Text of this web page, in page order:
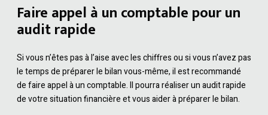
Faire appel à un comptable pour un
audit rapide
Si vous n’êtes pas à l’aise avec les chiffres ou si vous n’avez pas
le temps de préparer le bilan vous-même, il est recommandé
de faire appel à un comptable. Il pourra réaliser un audit rapide
de votre situation financière et vous aider à préparer le bilan.